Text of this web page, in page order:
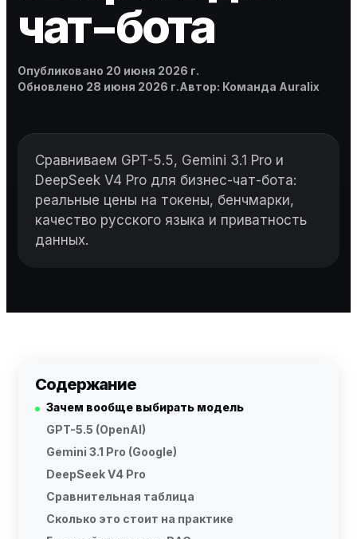
чат-бота
Опубликовано
Опубликовано 20 июня 2026 г.
Обновлено
Обновлено 28 июня 2026 г.Автор
Автор: Команда Auralix
Сравниваем GPT-5.5, Gemini 3.1 Pro и
DeepSeek V4 Pro для бизнес-чат-бота:
реальные цены на токены, бенчмарки,
качество русского языка и приватность
данных.
Содержание
Зачем вообще выбирать модель
GPT-5.5 (OpenAI)
Gemini 3.1 Pro (Google)
DeepSeek V4 Pro
Сравнительная таблица
Сколько это стоит на практике